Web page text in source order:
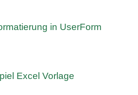
in UserForm
Excel Vorlage